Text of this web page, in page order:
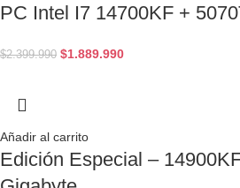
PC Intel I7 14700KF +
$2.399.990 $1.889.990
Añadir al carrito
Edición Especial –